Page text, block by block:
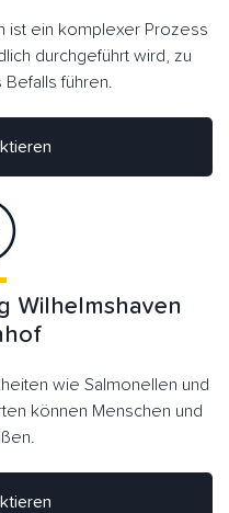
ist ein komplexer Prozess
durchgeführt wird, zu
führen.
Wilhelmshaven
wie Salmonellen und
können Menschen und